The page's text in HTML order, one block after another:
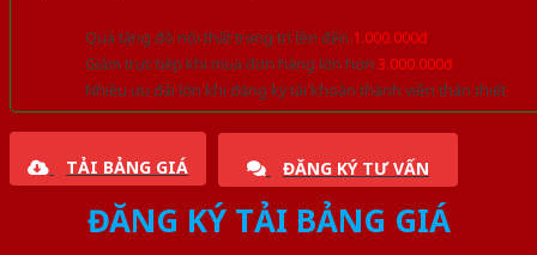
Quà tặng đồ nội thất trang trí lên đến 1.000.000đ
Giảm trực tiếp khi mua đơn hàng lớn hơn 3.000.000đ
Nhiều ưu đãi lớn khi đăng ký tài khoản thành viên thân thiết
TẢI BẢNG GIÁ ĐĂNG KÝ TƯ VẤN
ĐĂNG KÝ TẢI BẢNG GIÁ